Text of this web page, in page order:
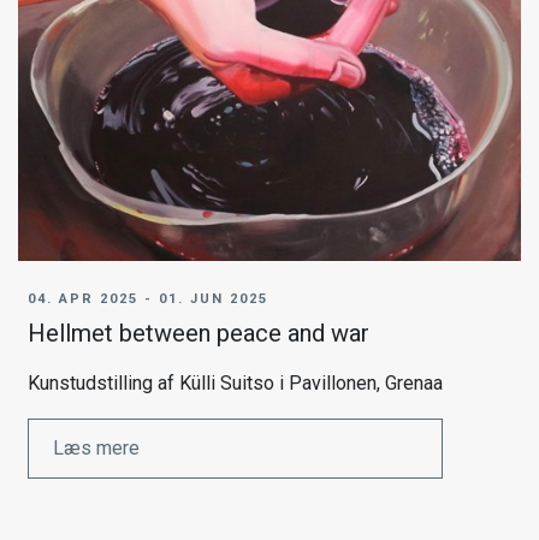
04. APR 2025 - 01. JUN 2025
Hellmet between peace and war
Kunstudstilling af Külli Suitso i Pavillonen, Grenaa
Læs mere